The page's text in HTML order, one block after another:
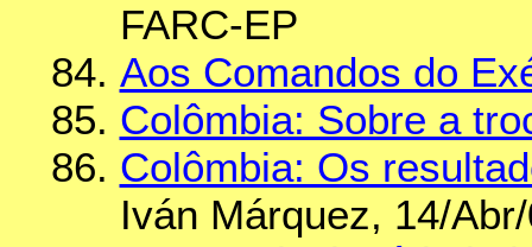
FARC-EP
Aos Comandos do
Colômbia: Sobre a
Colômbia: Os
Iván Márquez, 14/